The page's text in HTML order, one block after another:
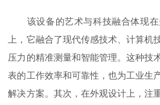
该设备的艺术与科技融合体现在
上，它融合了现代传感技术、计算机
压力的精准测量和智能管理。这种技
表的工作效率和可靠性，也为工业生
解决方案。其次，在外观设计上，注